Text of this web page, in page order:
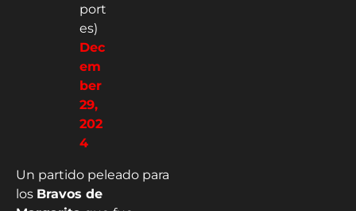
port
es)
Dec
em
ber
29,
202
4
Un partido peleado para
los Bravos de